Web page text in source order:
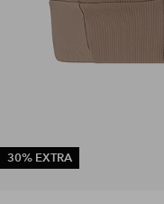
30% EXTRA